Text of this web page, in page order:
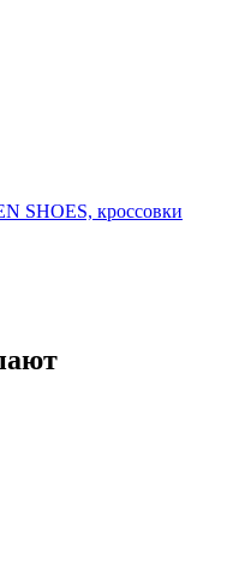
SHOES, кроссовки